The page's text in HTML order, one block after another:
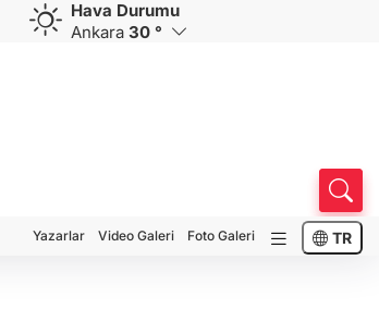
CHF
59,0083
CAD
34,1883
Hava Durumu
Ankara 30 °
Yazarlar Video Galeri Foto Galeri TR